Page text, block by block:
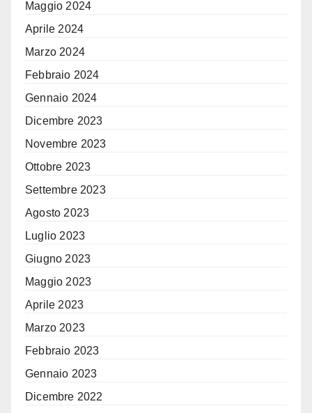
Maggio 2024
Aprile 2024
Marzo 2024
Febbraio 2024
Gennaio 2024
Dicembre 2023
Novembre 2023
Ottobre 2023
Settembre 2023
Agosto 2023
Luglio 2023
Giugno 2023
Maggio 2023
Aprile 2023
Marzo 2023
Febbraio 2023
Gennaio 2023
Dicembre 2022